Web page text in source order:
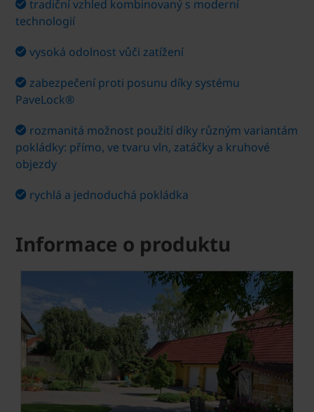
tradiční vzhled kombinovaný s moderní
technologií
vysoká odolnost vůči zatížení
zabezpečení proti posunu díky systému
PaveLock®
rozmanitá možnost použití díky různým variantám
pokládky: přímo, ve tvaru vln, zatáčky a kruhové
objezdy
rychlá a jednoduchá pokládka
Informace o produktu